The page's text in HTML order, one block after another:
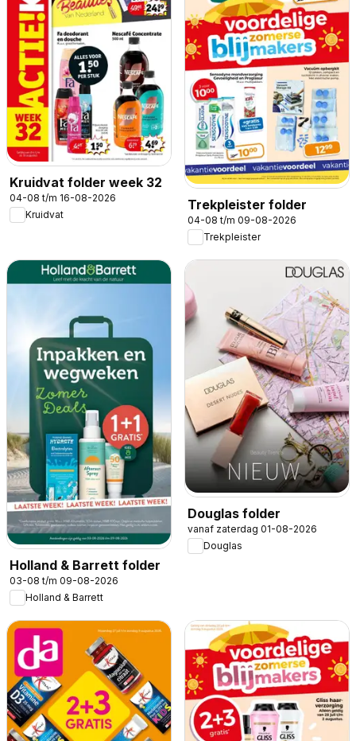
Kruidvat folder week 32
04-08 t/m 16-08-2026
Kruidvat
Trekpleister folder
04-08 t/m 09-08-2026
Trekpleister
Holland & Barrett folder
03-08 t/m 09-08-2026
Holland & Barrett
Douglas folder
vanaf zaterdag 01-08-2026
Douglas